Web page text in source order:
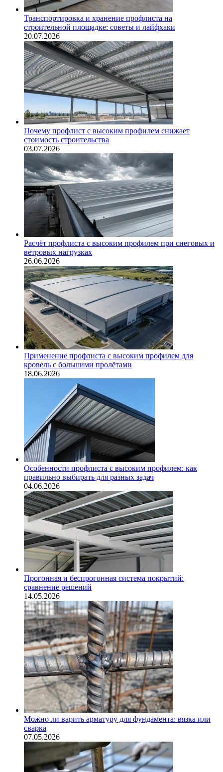
Транспортировка и хранение профлиста на
строительной площадке: советы и лайфхаки
20.07.2026
Почему профлист с высоким профилем снижает
стоимость строительства
03.07.2026
Расчёт профлиста с высоким профилем при снеговых и
ветровых нагрузках
26.06.2026
Применение профлиста с высоким профилем для
кровель с большими пролётами
18.06.2026
Особенности профлиста с высоким профилем: как
правильно выбирать для разных задач
04.06.2026
Прогонная и беспрогонная система покрытий:
сравнение решений
14.05.2026
Можно ли варить арматуру для фундамента: вязка или
сварка
07.05.2026